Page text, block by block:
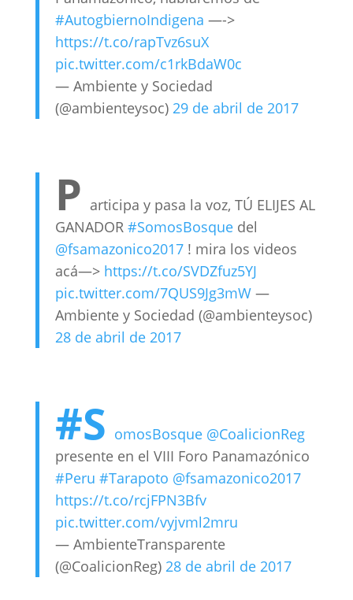
#AutogbiernoIndigena —->
https://t.co/rapTvz6suX
pic.twitter.com/c1rkBdaW0c
— Ambiente y Sociedad
(@ambienteysoc) 29 de abril de 2017
P articipa y pasa la voz, TÚ ELIJES AL
GANADOR #SomosBosquedel
@fsamazonico2017! mira los videos
acá—> https://t.co/SVDZfuz5YJ
pic.twitter.com/7QUS9Jg3mW—
Ambiente y Sociedad (@ambienteysoc)
28 de abril de 2017
#S omosBosque @CoalicionReg
presente en el VIII Foro Panamazónico
#Peru #Tarapoto @fsamazonico2017
https://t.co/rcjFPN3Bfv
pic.twitter.com/vyjvml2mru
— AmbienteTransparente
(@CoalicionReg) 28 de abril de 2017